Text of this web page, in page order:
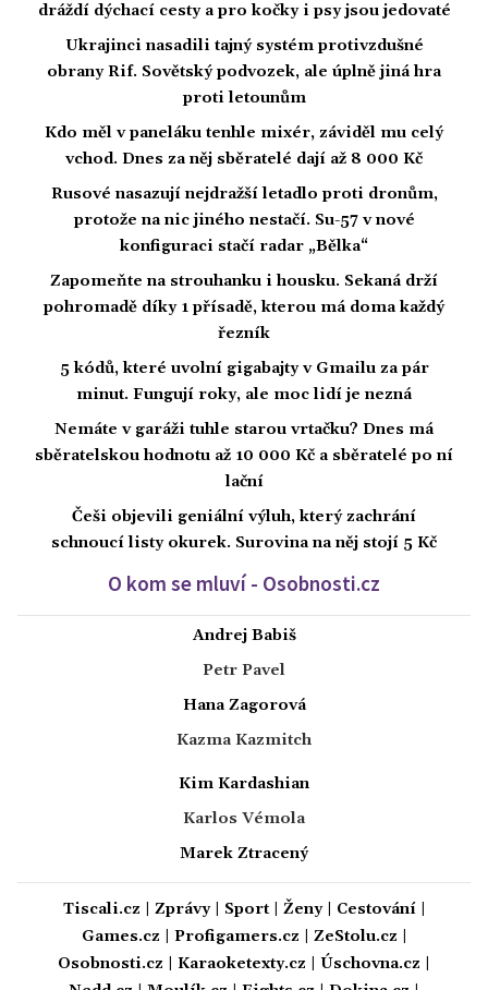
dráždí dýchací cesty a pro kočky i psy jsou jedovaté
Ukrajinci nasadili tajný systém protivzdušné
obrany Rif. Sovětský podvozek, ale úplně jiná hra
proti letounům
Kdo měl v paneláku tenhle mixér, záviděl mu celý
vchod. Dnes za něj sběratelé dají až 8 000 Kč
Rusové nasazují nejdražší letadlo proti dronům,
protože na nic jiného nestačí. Su-57 v nové
konfiguraci stačí radar „Bělka“
Zapomeňte na strouhanku i housku. Sekaná drží
pohromadě díky 1 přísadě, kterou má doma každý
řezník
5 kódů, které uvolní gigabajty v Gmailu za pár
minut. Fungují roky, ale moc lidí je nezná
Nemáte v garáži tuhle starou vrtačku? Dnes má
sběratelskou hodnotu až 10 000 Kč a sběratelé po ní
lační
Češi objevili geniální výluh, který zachrání
schnoucí listy okurek. Surovina na něj stojí 5 Kč
O kom se mluví - Osobnosti.cz
Andrej Babiš
Petr Pavel
Hana Zagorová
Kazma Kazmitch
Kim Kardashian
Karlos Vémola
Marek Ztracený
Tiscali.cz Zprávy| Sport| Ženy| Cestování|
Games.cz
Profigamers.cz ZeStolu.cz
Osobnosti.cz
Karaoketexty.cz Úschovna.cz